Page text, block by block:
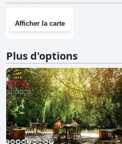
Afficher la carte
Plus d'options